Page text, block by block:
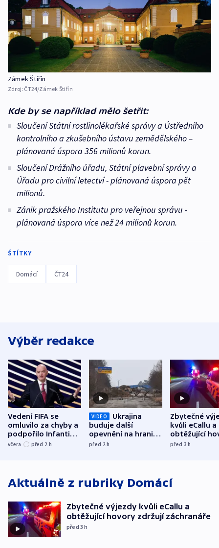
Zámek Štiřín
Zdroj: ČT24/Zámek Štiřín
Kde by se například mělo šetřit:
Sloučení Státní rostlinolékařské správy a Ústředního
kontrolního a zkušebního ústavu zemědělského –
plánovaná úspora 356 milionů korun.
Sloučení Drážního úřadu, Státní plavební správy a
Úřadu pro civilní letectví - plánovaná úspora pět
milionů.
Zánik pražského Institutu pro veřejnou správu -
plánovaná úspora více než 24 milionů korun.
ŠTÍTKY
Domácí ČT24
Výběr redakce
Vedení FIFA se
omluvilo za chyby a
podpořilo Infantina.
UEFA trvá na
včera před 2 h
VIDEO
Ukrajina
buduje další
opevnění na hranici
s Běloruskem
před 2h
Zbytečné
kvůli eCallu a
obtěžující
zdržují
před 3h
Aktuálně z rubriky Domácí
Zbytečné výjezdy kvůli eCallu a
obtěžující hovory zdržují záchranáře
před 3h